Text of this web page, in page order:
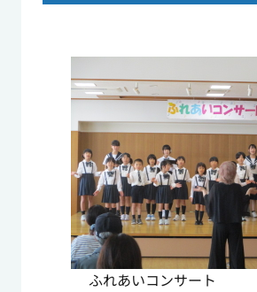
ふれあいコンサート